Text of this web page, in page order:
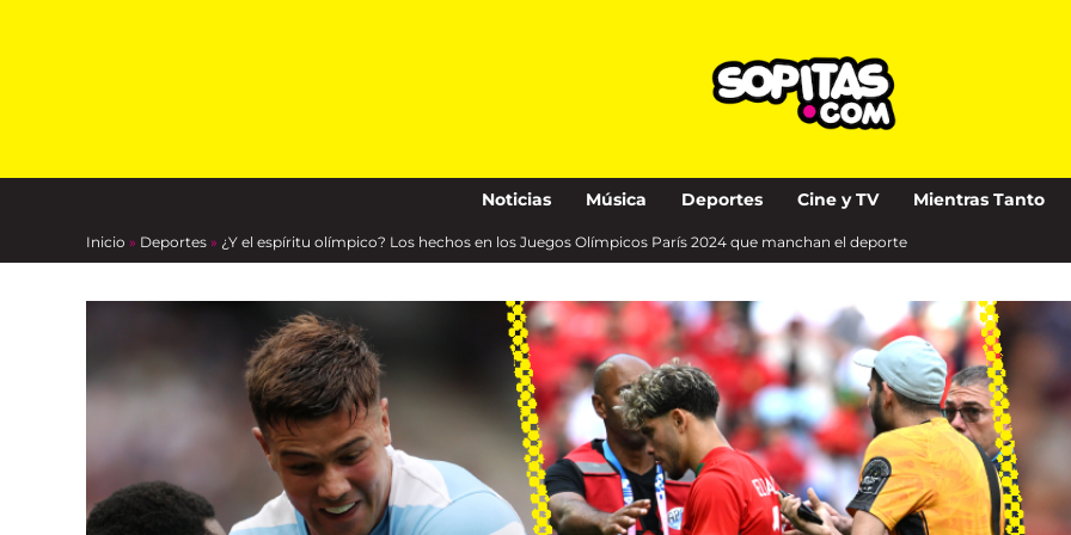
Noticias Música Deportes Cine y TV Mientras Tanto
Inicio » Deportes » ¿Y el espíritu olímpico? Los hechos en los Juegos Olímpicos París 2024 que manchan el deporte